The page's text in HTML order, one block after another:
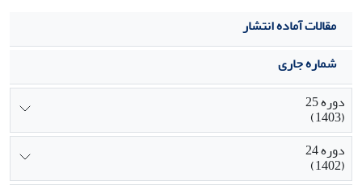
مقالات آماده انتشار
شماره جاری
دوره 25
(1403)
دوره 24
(1402)